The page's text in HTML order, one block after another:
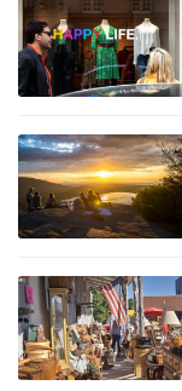
导
航